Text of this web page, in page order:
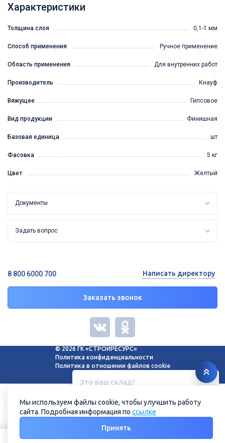
Это ваш склад?
Нет Да
Характеристики
Толщина слоя 0,1-1 мм
Способ применения Ручное применение
Область применения Для внутренних работ
Производитель Кнауф
Вяжущее Гипсовое
Вид продукции Финишная
Базовая единица шт
Фасовка 5 кг
Цвет Желтый
Документы
Задать вопрос
8 800 6000 700
Заказать звонок
Написать директору
© 2026 ГК «СТРОЙРЕСУРС»
Политика конфиденциальности
Политика в отношении файлов cookie
Мы используем файлы cookie, чтобы улучшить работу
сайта. Подробная информация по ссылке
Принять